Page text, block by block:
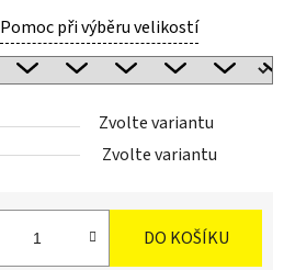
Pomoc při výběru velikostí
Zvolte variantu
Zvolte variantu
DO KOŠÍKU